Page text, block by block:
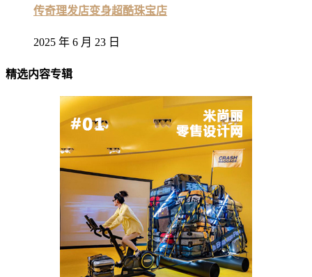
传奇理发店变身超酷珠宝店
2025 年 6 月 23 日
精选内容专辑